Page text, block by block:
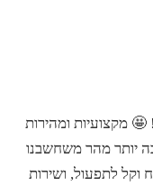
מקצועיות ומהירות
יותר מהר משחשבנו
וקל לתפעול, ושירות